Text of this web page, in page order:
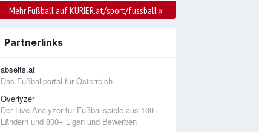
Mehr Fußball auf KURIER.at/sport/fussball »
Partnerlinks
abseits.at
Das Fußballportal für Österreich
Overlyzer
Der Live-Analyzer für Fußballspiele aus 130+
Ländern und 800+ Ligen und Bewerben